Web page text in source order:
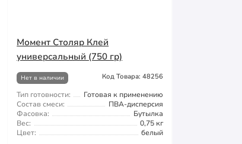
Момент Столяр Клей
универсальный (750 гр)
Нет в наличии Код Товара: 48256
Тип готовности:
Готовая к применению
Состав смеси:
ПВА-дисперсия
Фасовка:
Бутылка
Вес:
0,75 кг
Цвет:
белый